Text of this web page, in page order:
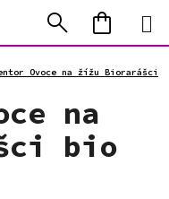
Hledat
KOŠÍK
Ovoce na žížu Biorarášci
na
bio